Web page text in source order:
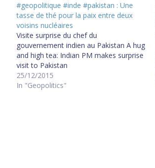
#geopolitique #inde #pakistan : Une
tasse de thé pour la paix entre deux
voisins nucléaires
Visite surprise du chef du
gouvernement indien au Pakistan A hug
and high tea: Indian PM makes surprise
visit to Pakistan
25/12/2015
In "Geopolitics"